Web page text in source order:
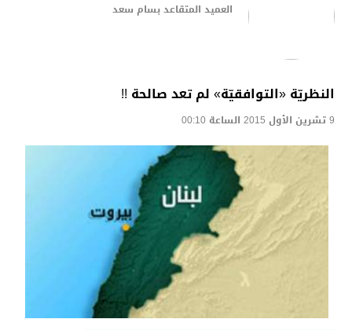
العميد المتقاعد بسام سعد
النظريّة «التوافقيّة» لم تعد صالحة !!
9 تشرين الأول 2015 الساعة 00:10